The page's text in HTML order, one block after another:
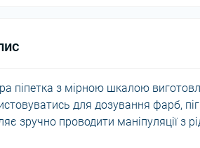
піпетка з мірною шкалою
для дозування фарб,
зручно проводити маніпуляції з